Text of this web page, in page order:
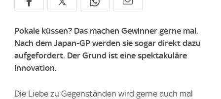
Pokale küssen? Das machen Gewinner gerne mal.
Nach dem Japan-GP werden sie sogar direkt dazu
aufgefordert. Der Grund ist eine spektakuläre
Innovation.
Die Liebe zu Gegenständen wird gerne auch mal